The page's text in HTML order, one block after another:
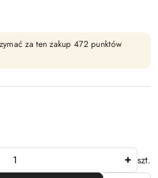
za ten zakup 472 punktów
szt.